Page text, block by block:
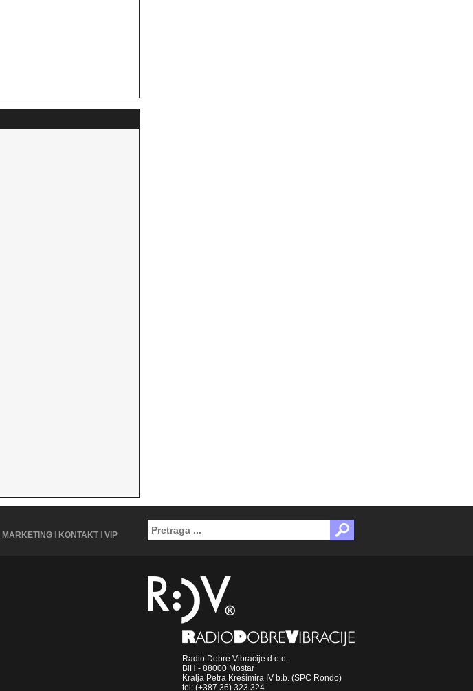
MARKETING | KONTAKT | VIP
Radio Dobre Vibracije d.o.o.
BiH - 88000 Mostar
Kralja Petra Krešimira IV b.b. (SPC Rondo)
tel: (+387 36) 323 324